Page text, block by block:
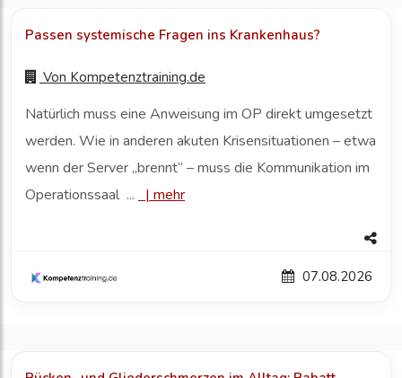
Passen systemische Fragen ins Krankenhaus?
Von Kompetenztraining.de
Natürlich muss eine Anweisung im OP direkt umgesetzt
werden. Wie in anderen akuten Krisensituationen – etwa
wenn der Server „brennt“ – muss die Kommunikation im
Operationssaal ...
| mehr
07.08.2026